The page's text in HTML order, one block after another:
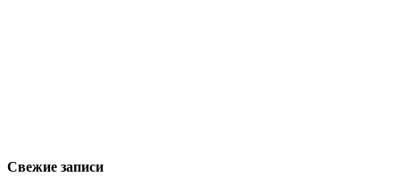
Свежие записи